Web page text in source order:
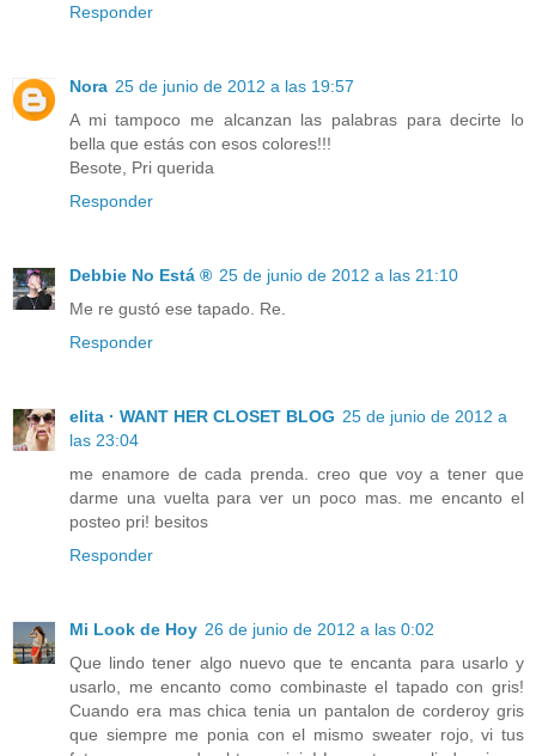
Responder
Nora 25 de junio de 2012 a las 19:57
A mi tampoco me alcanzan las palabras para decirte lo
bella que estás con esos colores!!!
Besote, Pri querida
Responder
Debbie No Está ® 25 de junio de 2012 a las 21:10
Me re gustó ese tapado. Re.
Responder
elita · WANT HER CLOSET BLOG 25 de junio de 2012 a
las 23:04
me enamore de cada prenda. creo que voy a tener que
darme una vuelta para ver un poco mas. me encanto el
posteo pri! besitos
Responder
Mi Look de Hoy 26 de junio de 2012 a las 0:02
Que lindo tener algo nuevo que te encanta para usarlo y
usarlo, me encanto como combinaste el tapado con gris!
Cuando era mas chica tenia un pantalon de corderoy gris
que siempre me ponia con el mismo sweater rojo, vi tus